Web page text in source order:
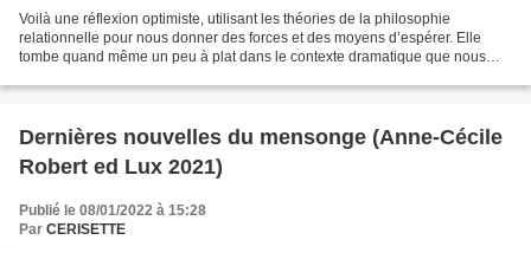
Voilà une réflexion optimiste, utilisant les théories de la philosophie
relationnelle pour nous donner des forces et des moyens d’espérer. Elle
tombe quand même un peu à plat dans le contexte dramatique que nous
Dernières nouvelles du mensonge (Anne-Cécile
Robert ed Lux 2021)
Publié le 08/01/2022 à 15:28
Par CERISETTE